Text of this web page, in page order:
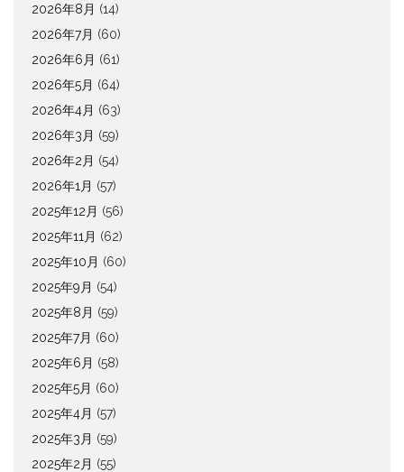
2026年8月 (14)
2026年7月 (60)
2026年6月 (61)
2026年5月 (64)
2026年4月 (63)
2026年3月 (59)
2026年2月 (54)
2026年1月 (57)
2025年12月 (56)
2025年11月 (62)
2025年10月 (60)
2025年9月 (54)
2025年8月 (59)
2025年7月 (60)
2025年6月 (58)
2025年5月 (60)
2025年4月 (57)
2025年3月 (59)
2025年2月 (55)